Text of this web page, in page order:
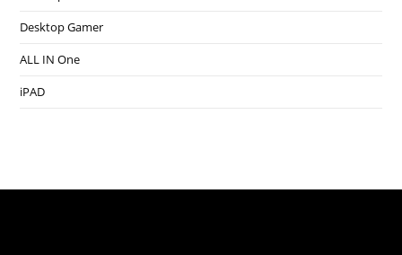
Desktop Gamer
ALL IN One
iPAD